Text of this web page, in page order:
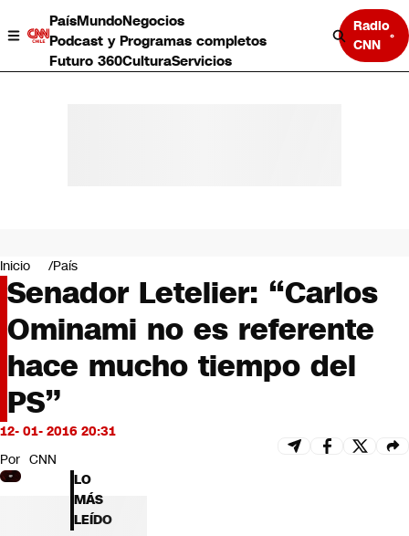
PaísMundoNegocios
Podcast y Programas completos
Futuro 360CulturaServicios
Radio
CNN
Negocios
Deportes
Programas completos
Cultura
Servicios
Bits
CNN tiempo
Futuro 360
Inicio País
Senador Letelier: “Carlos
Ominami no es referente
hace mucho tiempo del
PS”
12- 01- 2016 20:31
Por CNN
LO
MÁS
LEÍDO